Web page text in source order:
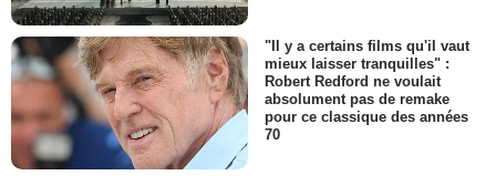
"Il y a certains films qu'il vaut
mieux laisser tranquilles" :
Robert Redford ne voulait
absolument pas de remake
pour ce classique des années
70